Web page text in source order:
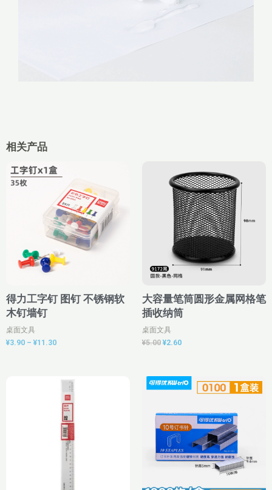
相关产品
得力工字钉 图钉 不锈钢软
木钉墙钉
桌面文具
¥3.90 – ¥11.30
格
围：
¥3.90
至
¥11.30
大容量笔筒圆形金属网格笔
插收纳筒
桌面文具
¥5.00
为：
¥5.00。
¥2.60
前
价
格
为：
¥2.60。
围：
¥1.15
¥1.41
价
格
¥8.20
至
¥9.30